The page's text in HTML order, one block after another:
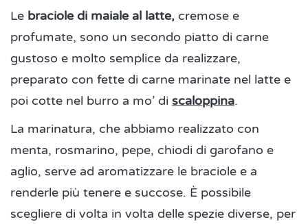
Le braciole di maiale al latte, cremose e
profumate, sono un secondo piatto di carne
gustoso e molto semplice da realizzare,
preparato con fette di carne marinate nel latte e
poi cotte nel burro a mo’ di scaloppina.
La marinatura, che abbiamo realizzato con
menta, rosmarino, pepe, chiodi di garofano e
aglio, serve ad aromatizzare le braciole e a
renderle più tenere e succose. È possibile
scegliere di volta in volta delle spezie diverse, per